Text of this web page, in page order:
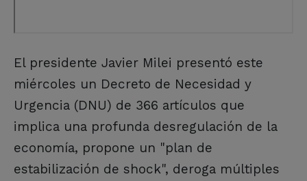
El presidente Javier Milei presentó este
miércoles un Decreto de Necesidad y
Urgencia (DNU) de 366 artículos que
implica una profunda desregulación de la
economía, propone un "plan de
estabilización de shock", deroga múltiples